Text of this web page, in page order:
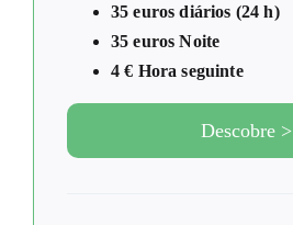
35 euros diários (24 h)
35 euros Noite
4 € Hora seguinte
Descobre >